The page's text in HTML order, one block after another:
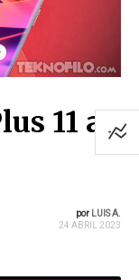
11 a
por LUIS A.
24 ABRIL 2023